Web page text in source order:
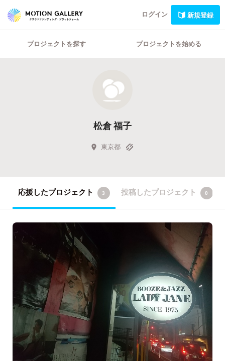
ログイン 新規登録
プロジェクトを探す プロジェクトを始める
松倉 福子
東京都
応援したプロジェクト 3 投稿したプロジェクト 0